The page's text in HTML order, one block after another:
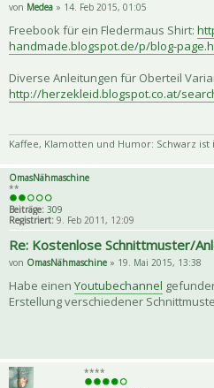
von Medea » 14. Feb 2015, 01:05
Freebook für ein Fledermaus Shirt:
handmade.blogspot.de/p/blog-
Diverse Anleitungen für Oberteil
http://herzekleid.blogspot.co.at/
Kaffee, Klamotten und Humor: Schwarz
OmasNähmaschine
**
Beiträge: 309
Registriert: 9. Feb 2011, 12:09
Re: Kostenlose Schnittmuster/
von OmasNähmaschine » 19. Mai 2015, 13:38
Habe einen Youtubechannel
Erstellung verschiedener
****